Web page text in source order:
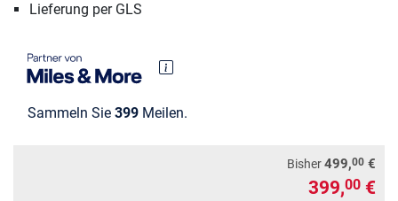
Lieferung per GLS
Sammeln Sie 399 Meilen.
Bisher499,00 €
399,00 €